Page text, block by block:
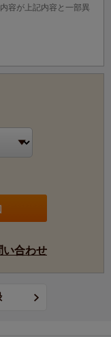
容が上記内容と一部異
い合わせ